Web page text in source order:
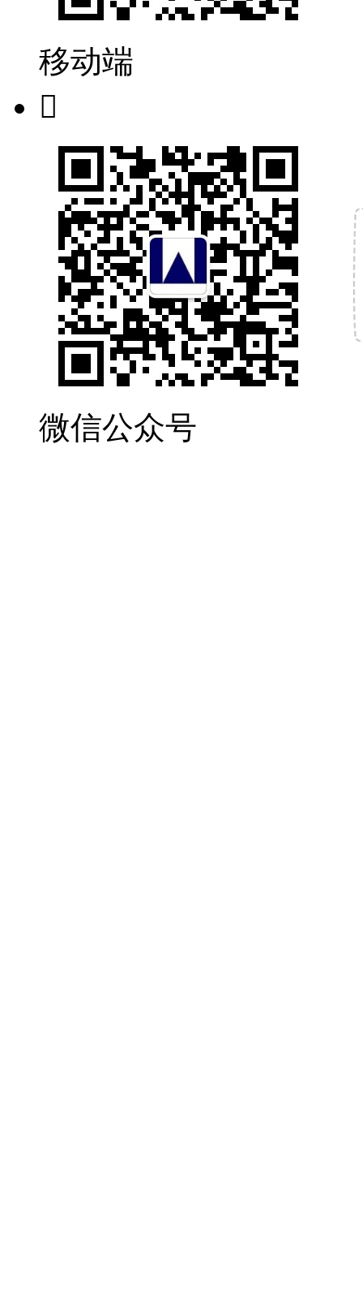
移动端

微信公众号